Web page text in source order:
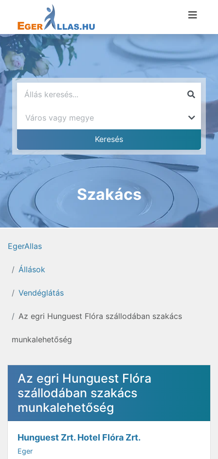
Szakács
EgerAllas
Állások
Vendéglátás
Az egri Hunguest Flóra szállodában szakács
munkalehetőség
Az egri Hunguest Flóra
szállodában szakács
munkalehetőség
Hunguest Zrt. Hotel Flóra Zrt.
Eger